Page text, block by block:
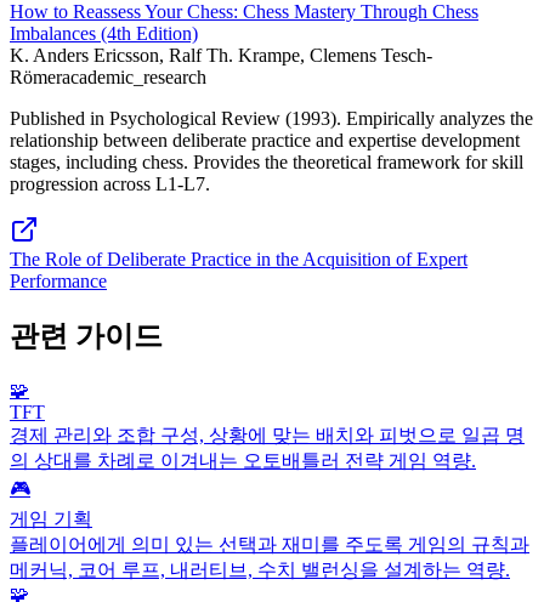
How to Reassess Your Chess: Chess Mastery Through Chess
Imbalances (4th Edition)
K. Anders Ericsson, Ralf Th. Krampe, Clemens Tesch-
Römeracademic_research
Published in Psychological Review (1993). Empirically analyzes the
relationship between deliberate practice and expertise development
stages, including chess. Provides the theoretical framework for skill
progression across L1-L7.
The Role of Deliberate Practice in the Acquisition of Expert
Performance
관련 가이드
🧩
TFT
경제 관리와 조합 구성, 상황에 맞는 배치와 피벗으로 일곱 명
의 상대를 차례로 이겨내는 오토배틀러 전략 게임 역량.
🎮
게임 기획
플레이어에게 의미 있는 선택과 재미를 주도록 게임의 규칙과
메커닉, 코어 루프, 내러티브, 수치 밸런싱을 설계하는 역량.
🧩